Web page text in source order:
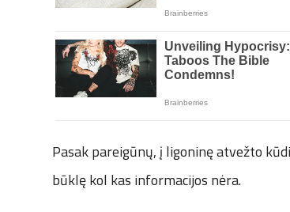
Pasak pareigūnų, į ligoninę atvežto
būklę kol kas informacijos nėra.